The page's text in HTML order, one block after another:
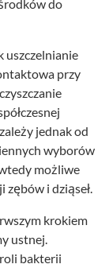
do
uszczelnianie
przy
jednak od
wyborów
możliwe
zębów i dziąseł.
krokiem
ustnej.
bakterii